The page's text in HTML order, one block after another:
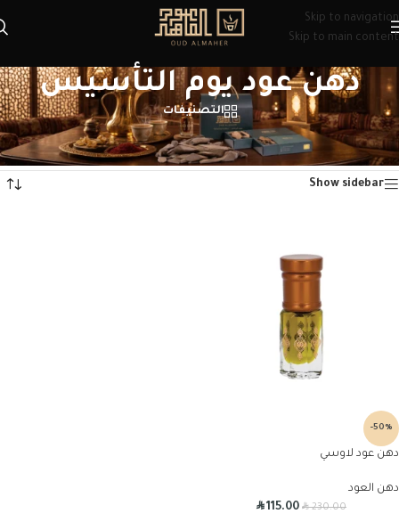
Skip to navigation
Skip to main content
دهن عود يوم التأسيس
التصنيفات
الرئيسية/منتجات تحت الوسم “دهن عود يوم التأسيس”
عرض النتيجة الوحيدة
Show sidebar
-50%
دهن عود لاوسي
دهن العود
R230.00
R115.00